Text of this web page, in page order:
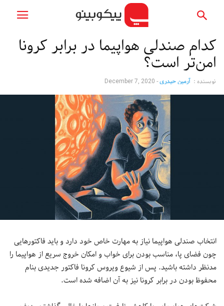
کدام صندلی هواپیما در برابر کرونا
امن‌تر است؟
نویسنده : آرمین حیدری-
December 7, 2020
انتخاب صندلی هواپیما نیاز به مهارت خاص خود دارد و باید فاکتورهایی
چون فضای پا، مناسب بودن برای خواب و امکان خروج سریع از هواپیما را
مدنظر داشته باشید. پس از شیوع ویروس کرونا فاکتور جدیدی بنام
محفوظ بودن در برابر کرونا نیز به آن اضافه شده است.